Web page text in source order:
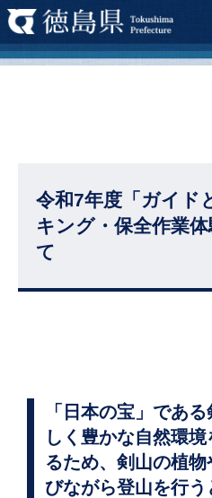
令和7年度「ガイド
キング・保全作業
て
「日本の宝」であ
しく豊かな自然環
るため、剣山の植
びながら登山を行